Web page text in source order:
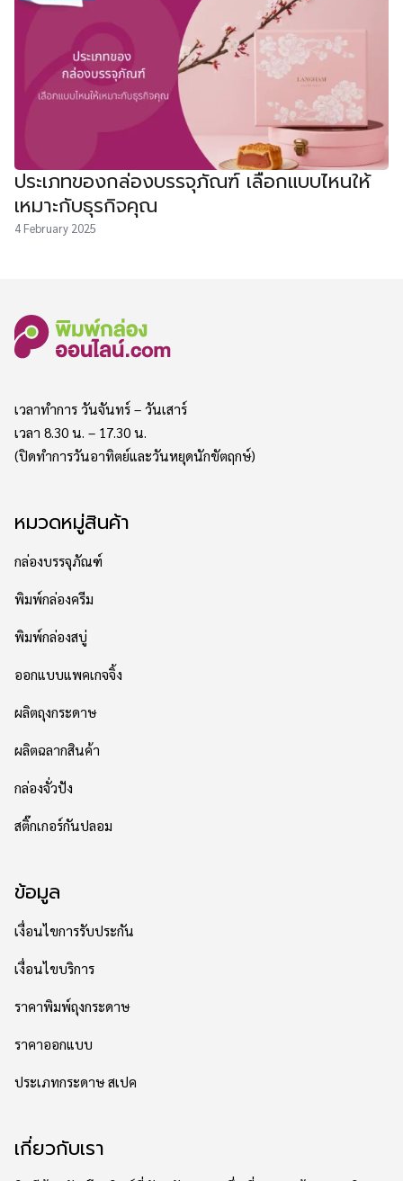
ประเภทของกล่องบรรจุภัณฑ์ เลือกแบบไหนให้
เหมาะกับธุรกิจคุณ
4 February 2025
เวลาทำการ วันจันทร์ – วันเสาร์
เวลา 8.30 น. – 17.30 น.
(ปิดทำการวันอาทิตย์และวันหยุดนักขัตฤกษ์)
หมวดหมู่สินค้า
กล่องบรรจุภัณฑ์
พิมพ์กล่องครีม
พิมพ์กล่องสบู่
ออกแบบแพคเกจจิ้ง
ผลิตถุงกระดาษ
ผลิตฉลากสินค้า
กล่องจั่วปัง
สติ๊กเกอร์กันปลอม
ข้อมูล
เงื่อนไขการรับประกัน
เงื่อนไขบริการ
ราคาพิมพ์ถุงกระดาษ
ราคาออกแบบ
ประเภทกระดาษ สเปค
เกี่ยวกับเรา